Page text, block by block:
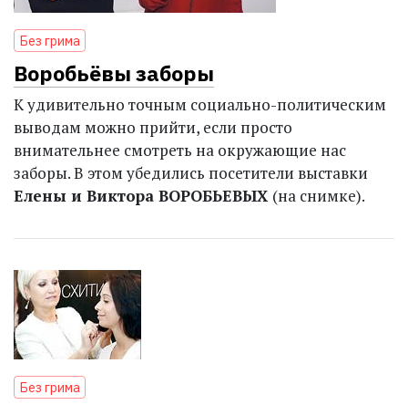
Без грима
Воробьёвы заборы
К удивительно точным социально-политическим
выводам можно прийти, если просто
внимательнее смотреть на окружающие нас
заборы. В этом убедились посетители выставки
Елены и Виктора ВОРОБЬЕВЫХ (на снимке).
Без грима